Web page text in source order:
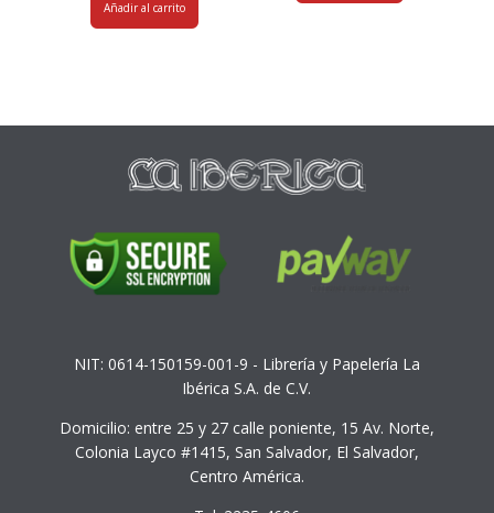
Añadir al carrito
NIT: 0614-150159-001-9 - Librería y Papelería La
Ibérica S.A. de C.V.
Domicilio: entre 25 y 27 calle poniente, 15 Av. Norte,
Colonia Layco #1415, San Salvador, El Salvador,
Centro América.